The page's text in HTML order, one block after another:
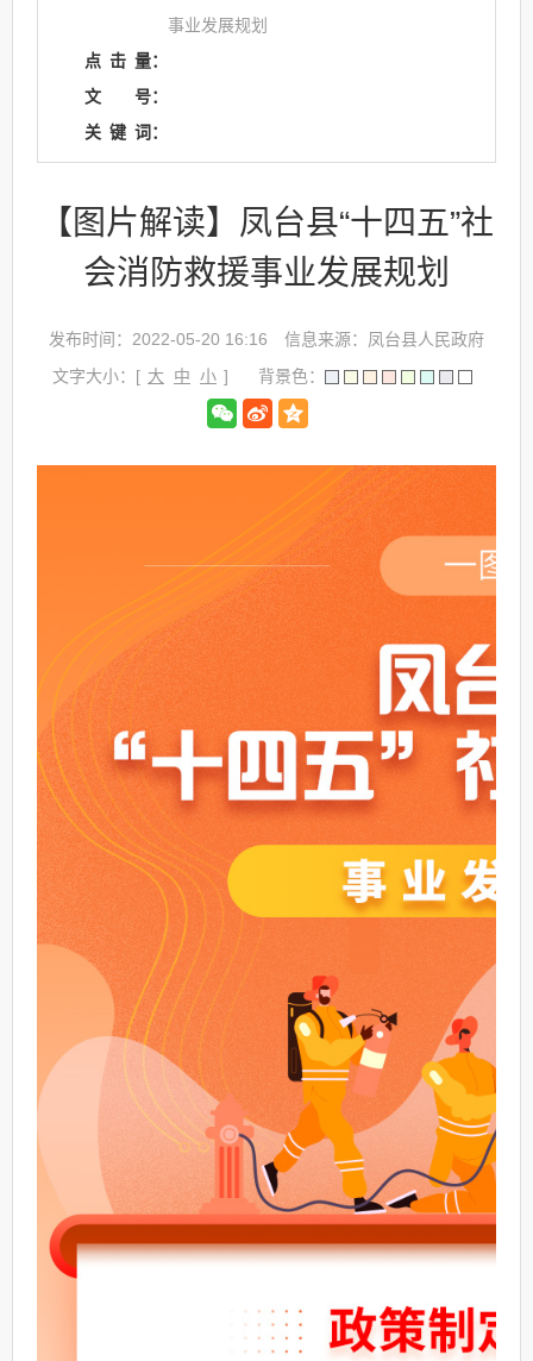
事业发展规划
点 击 量：
文
号：
关 键 词：
【图片解读】凤台县“十四五”社
会消防救援事业发展规划
发布时间：2022-05-20 16:16
信息来源：凤台县人民政府
文字大小：[ 大 中 小 ] 背景色：